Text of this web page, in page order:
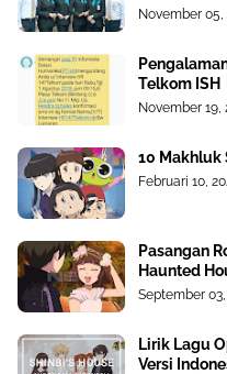
November 05,
Telkom ISH
November 19,
10 Makhluk
Februari 10,
Pasangan
Haunted
September 03,
Lirik Lagu
Versi